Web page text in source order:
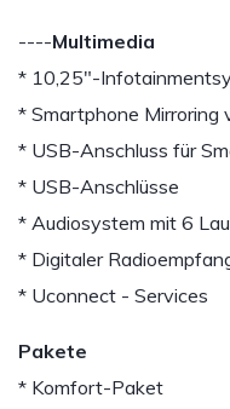
----Multimedia
* 10,25"-
* Smartphone Mirroring
* USB-Anschluss für
* USB-Anschlüsse
* Audiosystem mit 6
* Digitaler
* Uconnect - Services
Pakete
* Komfort-Paket